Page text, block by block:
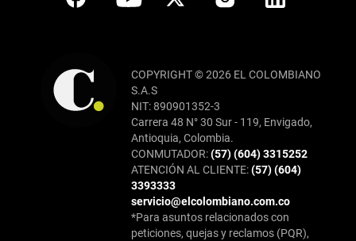
COPYRIGHT © 2026 EL COLOMBIANO
S.A.S
NIT: 890901352-3
Carrera 48 N° 30 Sur - 119, Envigado,
Antioquia, Colombia.
CONMUTADOR:(57) (604) 3315252
ATENCIÓN AL CLIENTE:(57) (604)
3393333
servicio@elcolombiano.com.co
*Para asuntos relacionados con
peticiones, quejas y reclamos (PQR),